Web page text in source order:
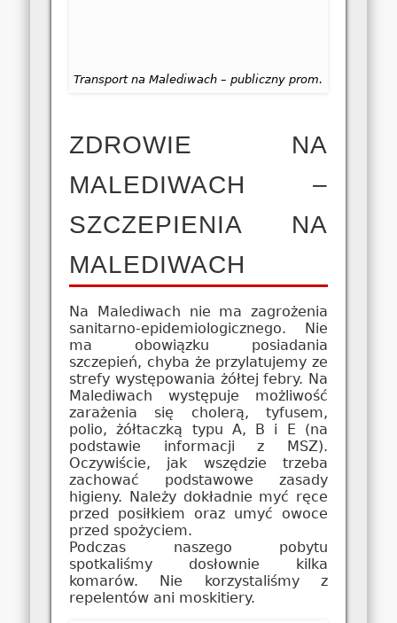
Transport na Malediwach – publiczny prom.
ZDROWIE NA
MALEDIWACH –
SZCZEPIENIA NA
MALEDIWACH
Na Malediwach nie ma zagrożenia
sanitarno-epidemiologicznego. Nie
ma obowiązku posiadania
szczepień, chyba że przylatujemy ze
strefy występowania żółtej febry. Na
Malediwach występuje możliwość
zarażenia się cholerą, tyfusem,
polio, żółtaczką typu A, B i E (na
podstawie informacji z MSZ).
Oczywiście, jak wszędzie trzeba
zachować podstawowe zasady
higieny. Należy dokładnie myć ręce
przed posiłkiem oraz umyć owoce
przed spożyciem.
Podczas naszego pobytu
spotkaliśmy dosłownie kilka
komarów. Nie korzystaliśmy z
repelentów ani moskitiery.